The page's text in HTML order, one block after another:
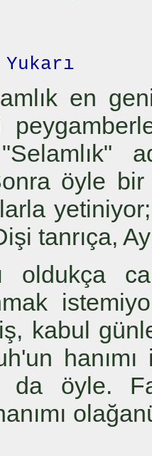
Yukarı
en
öyle
tanrıça,
oldukça
kabul
da öyle.